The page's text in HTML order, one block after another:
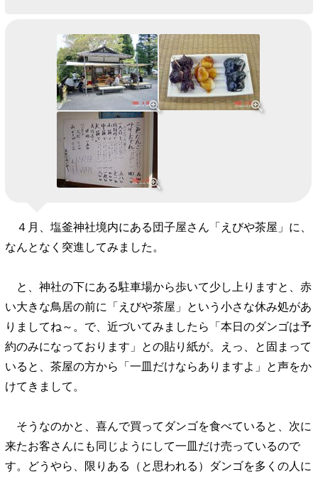
４月、塩釜神社境内にある団子屋さん「えびや茶屋」に、
なんとなく突進してみました。
と、神社の下にある駐車場から歩いて少し上りますと、赤
い大きな鳥居の前に「えびや茶屋」という小さな休み処があ
りましてね～。で、近づいてみましたら「本日のダンゴは予
約のみになっております」との貼り紙が。えっ、と固まって
いると、茶屋の方から「一皿だけならありますよ」と声をか
けてきまして。
そうなのかと、喜んで買ってダンゴを食べていると、次に
来たお客さんにも同じようにして一皿だけ売っているので
す。どうやら、限りある（と思われる）ダンゴを多くの人に